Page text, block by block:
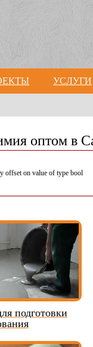
УСЛУГИ
оптом в
offset on value of type bool
подготовки